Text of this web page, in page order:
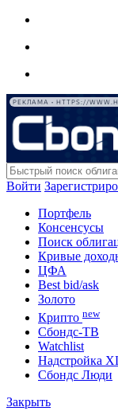
РЕКЛАМА • HTTPS://
Войти
Портфель
Консенсусы
Поиск
Кривые
ЦФА
Best bid/ask
Золото
Крипто new
Сбондс-ТВ
Watchlist
Надстройка
Сбондс Люди
Закрыть